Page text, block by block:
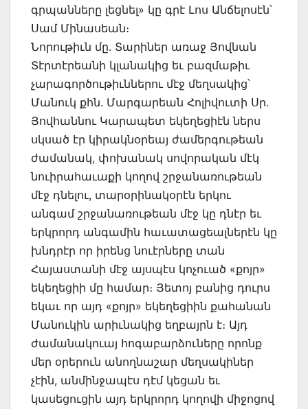
գրպանները լեցնել» կը գրէ Լոս Անճելոսէն՝
Սամ Մինասեան։
Նորութիւն մը. Տարիներ առաջ Յովնան
Տէրտէրեանի կլանակից եւ բազմաթիւ
չարագործութիւններու մէջ մեղսակից՝
Մանուկ քհն. Մարգարեան Հոլիվուտի Սր.
Յովհաննու Կարապետ եկեղեցիէն ներս
սկսած էր կիրակնօրեայ ժամերգութեան
ժամանակ, փոխանակ սովորական մէկ
նուիրահաւաքի կողով շրջանառութեան
մէջ դնելու, տարօրինակօրէն երկու
անգամ շրջանառութեան մէջ կը դնէր եւ
երկրորդ անգամին հաւատացեալներէն կը
խնդրէր որ իրենց նուէրները տան
Հայաստանի մէջ այսպէս կոչուած «քոյր»
եկեղեցիի մը համար։ Յետոյ բանից դուրս
եկաւ որ այդ «քոյր» եկեղեցիին քահանան
Մանուկին արիւնակից եղբայրն է։ Այդ
ժամանակուայ հոգաբարձուները որոնք
մեր օրերուն անողնաշար մեղսակիներ
չէին, անմինջապէս դէմ կեցան եւ
կասեցուցին այդ երկրորդ կողովի միջոցով